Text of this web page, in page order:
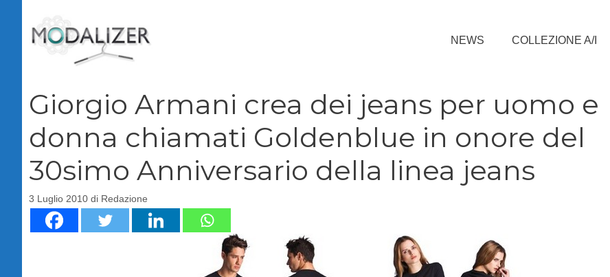
contenuto
NEWS COLLEZIONE A/I
Giorgio Armani crea dei jeans per uomo e
donna chiamati Goldenblue in onore del
30simo Anniversario della linea jeans
3 Luglio 2010 di Redazione